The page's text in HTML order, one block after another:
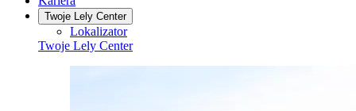
Twoje Lely Center
Lokalizator
Twoje Lely Center